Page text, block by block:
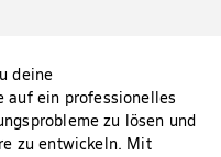
deine
auf ein professionelles
zu lösen und
zu entwickeln. Mit